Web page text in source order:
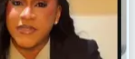
Book Now
Locations